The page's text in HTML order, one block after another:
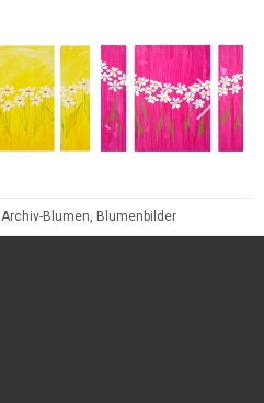
Archiv-Blumen, Blumenbilder